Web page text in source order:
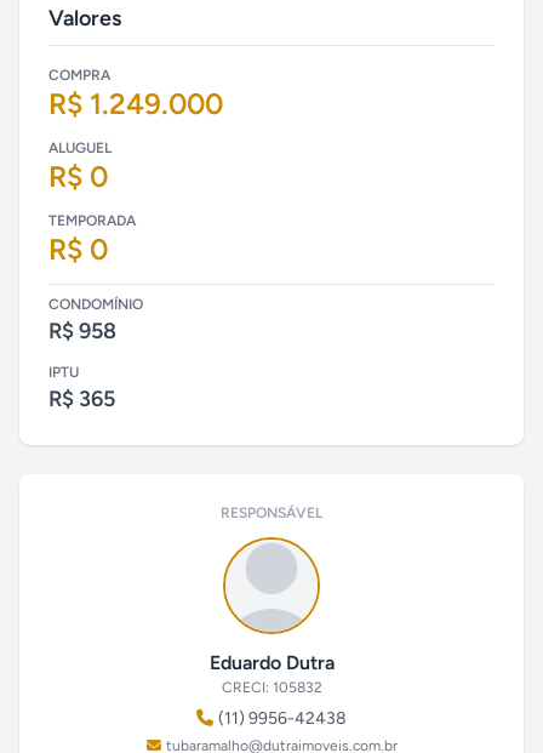
Valores
COMPRA
R$ 1.249.000
ALUGUEL
R$ 0
TEMPORADA
R$ 0
CONDOMÍNIO
R$ 958
IPTU
R$ 365
RESPONSÁVEL
Eduardo Dutra
CRECI: 105832
(11) 9956-42438
tubaramalho@dutraimoveis.com.br